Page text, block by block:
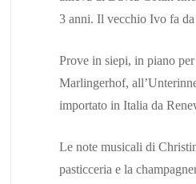
3 anni. Il vecchio Ivo fa da
Prove in siepi, in piano
Marlingerhof,
importato in Italia da
Le note musicali di
pasticceria e la